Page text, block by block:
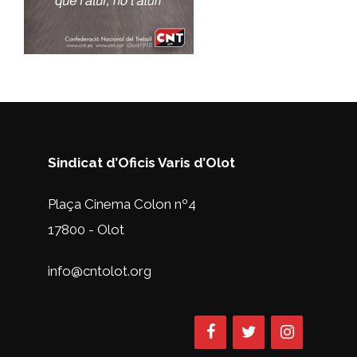
Sindicat d’Oficis Varis d’Olot
Plaça Cinema Colon nº4
17800 - Olot
info@cntolot.org